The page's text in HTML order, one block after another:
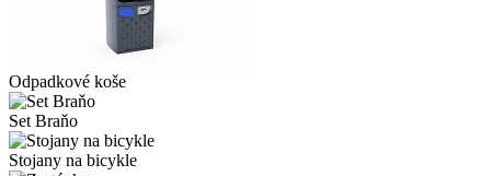
Odpadkové koše
Set Braňo
Stojany na bicykle